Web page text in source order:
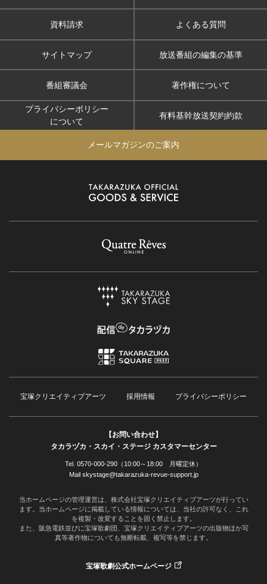
資料請求 よくある質問
サイトマップ 放送番組の編集の基準
番組審議会 著作権について
プライバシーポリシー
について
有料基幹放送契約約款
メールマガジンのご案内
宝塚クリエイティブアーツ 採用情報 プライバシーポリシー
【お問い合わせ】
タカラヅカ・スカイ・ステージ カスタマーセンター
Tel. 0570-000-290（10:00～18:00 月曜定休）
Mail skystage@takarazuka-revue-support.jp
当ホームページの管理運営は、株式会社宝塚クリエイティブアーツが行ってい
ます。当ホームページに掲載している情報については、当社の許可なく、これ
を複製・改変することを固く禁止します。
また、阪急電鉄並びに宝塚歌劇団、宝塚クリエイティブアーツの出版物ほか写
真等著作物についても無断転載、複写等を禁じます。
宝塚歌劇公式ホームページ